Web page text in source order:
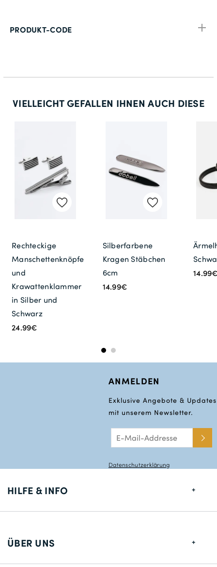
PRODUKT-CODE
VIELLEICHT GEFALLEN IHNEN AUCH DIESE
Rechteckige
Manschettenknöpfe
und
Krawattenklammer
in Silber und
Schwarz
24.99€
Silberfarbene
Kragen Stäbchen
6cm
14.99€
ANMELDEN
Exklusive Angebote & Updates
mit unserem Newsletter.
Datenschutzerklärung
HILFE & INFO
Lieferung
ÜBER UNS